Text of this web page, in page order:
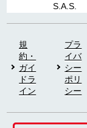
S.A.S.
規
約・
ガイ
ドラ
イン
プラ
イバ
シー
ポリ
シー